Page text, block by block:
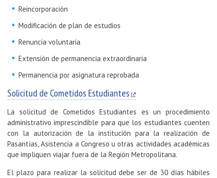
Reincorporación
Modificación de plan de estudios
Renuncia voluntaria
Extensión de permanencia extraordinaria
Permanencia por asignatura reprobada
Solicitud de Cometidos Estudiantes
La solicitud de Cometidos Estudiantes es un procedimiento
administrativo imprescindible para que los estudiantes cuenten
con la autorización de la institución para la realización de
Pasantías, Asistencia a Congreso u otras actividades académicas
que impliquen viajar fuera de la Región Metropolitana.
El plazo para realizar la solicitud debe ser de 30 días hábiles